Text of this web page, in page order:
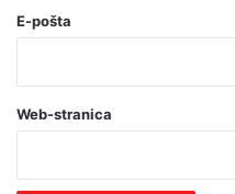
o
a
v
z
E-pošta
Web-stranica